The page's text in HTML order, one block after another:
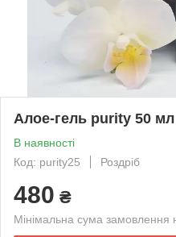
Алое-гель purity 50 мл
В наявності
Код: purity25
Роздріб
480 ₴
Мінімальна сума замовлення